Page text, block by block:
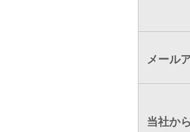
メール
当社か